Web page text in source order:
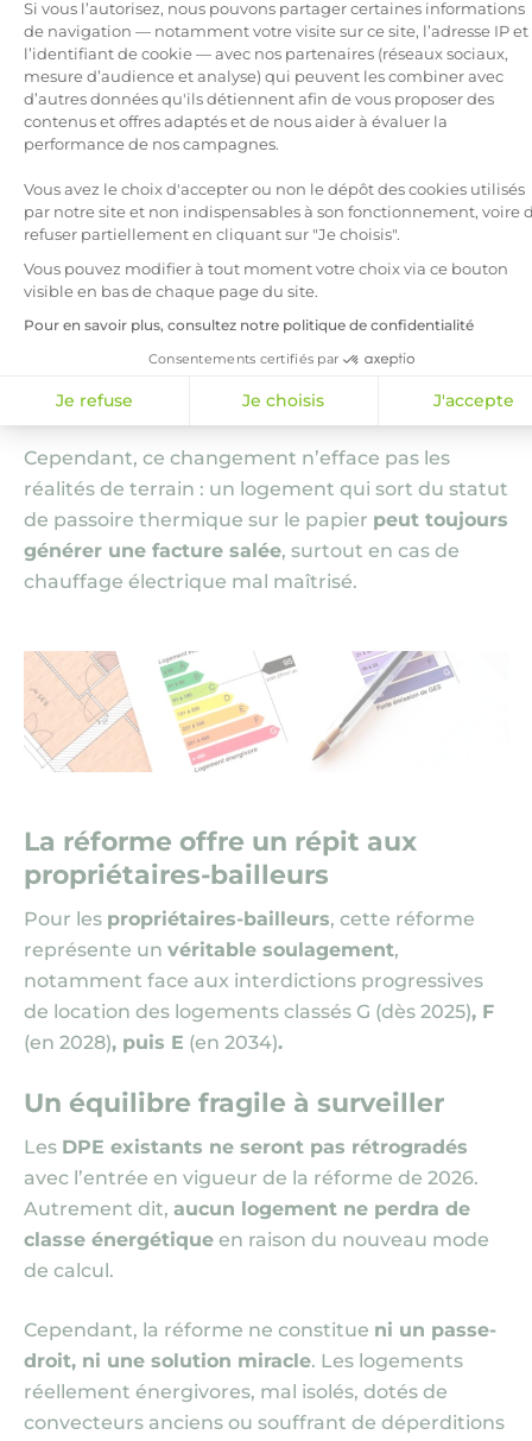
Si vous l’autorisez, nous pouvons partager certaines informations
de navigation — notamment votre visite sur ce site, l’adresse IP et
l’identifiant de cookie — avec nos partenaires (réseaux sociaux,
mesure d’audience et analyse) qui peuvent les combiner avec
d’autres données qu'ils détiennent afin de vous proposer des
contenus et offres adaptés et de nous aider à évaluer la
performance de nos campagnes.
Vous avez le choix d'accepter ou non le dépôt des cookies utilisés
par notre site et non indispensables à son fonctionnement, voire
refuser partiellement en cliquant sur "Je choisis".
Vous pouvez modifier à tout moment votre choix via ce bouton
visible en bas de chaque page du site.
Pour en savoir plus, consultez notre politique de confidentialité
Consentements certifiés par
Je refuse Je choisis J'accepte
Axeptio consent
De nombreuxlogements situés en copropriété
notamment dans l’ancien, sontchauffés à
l’électricité. Ces logements sont parmi les
principaux bénéficiaires de la réforme du DPE
Ils étaient souventpénalisés par l’ancien
coefficient de conversionde l’électricité(2,3)
;
Ils sontdifficiles à rénover globalement, en
raison des coûts élevés et des contraintes de
décision collective entre copropriétaires.
Cependant, ce changement n’efface pas les
réalités de terrain : un logement qui sort du statut
de passoire thermique sur le papier peut toujours
générer une facture salée, surtout en cas de
chauffage électrique mal maîtrisé.
La réforme offre un répit aux
propriétaires-bailleurs
Pour les propriétaires-bailleurs, cette réforme
représente un véritable soulagement,
notamment face aux interdictions progressives
de location des logements classés G (dès 2025), F
(en 2028), puis E (en 2034).
Un équilibre fragile à surveiller
Les DPE existants ne seront pas rétrogradés
avec l’entrée en vigueur de la réforme de 2026.
Autrement dit, aucun logement ne perdra de
classe énergétique en raison du nouveau mode
de calcul.
Cependant, la réforme ne constitue ni un passe-
droit, ni une solution miracle. Les logements
réellement énergivores, mal isolés, dotés de
convecteurs anciens ou souffrant de déperditions